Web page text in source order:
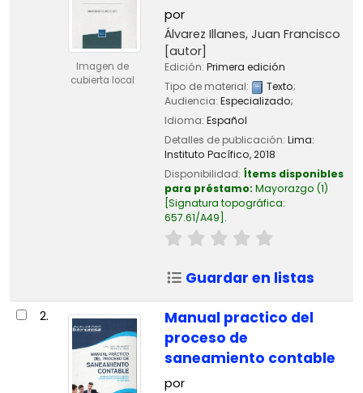
Imagen de
cubierta local
por
Álvarez Illanes, Juan Francisco
[autor]
Edición: Primera edición
Tipo de material:
Texto;
Audiencia: Especializado;
Idioma: Español
Detalles de publicación: Lima:
Instituto Pacífico,2018
Disponibilidad: Ítems disponibles
para préstamo: Mayorazgo (1)
Signatura topográfica:
657.61/A49 .
Guardar en listas
2.
Manual practico del
proceso de
saneamiento contable
por